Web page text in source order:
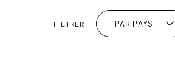
FILTRER PAR PAYS